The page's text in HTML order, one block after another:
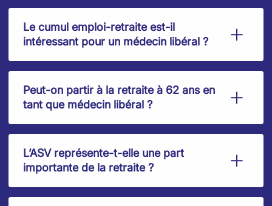
Le cumul emploi-retraite est-il
intéressant pour un médecin libéral ?
Peut-on partir à la retraite à 62 ans en
tant que médecin libéral ?
L’ASV représente-t-elle une part
importante de la retraite ?